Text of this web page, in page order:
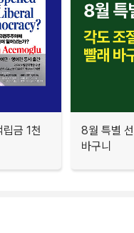
금 1천
8월 특별
바구니